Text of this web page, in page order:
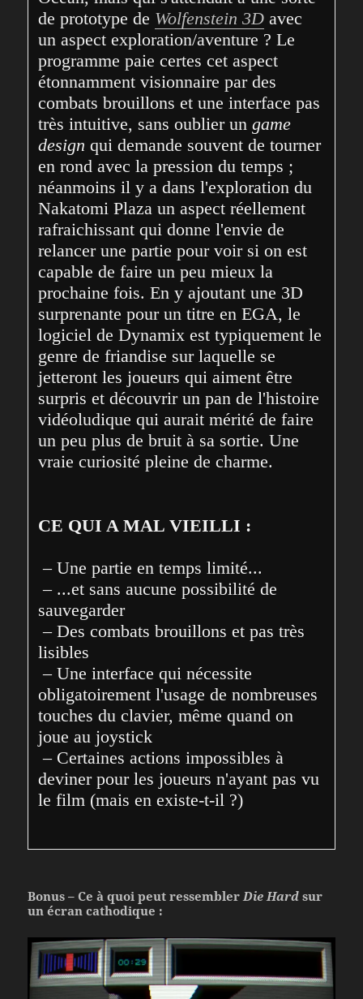
de prototype de Wolfenstein 3D avec
un aspect exploration/aventure ? Le
programme paie certes cet aspect
étonnamment visionnaire par des
combats brouillons et une interface pas
très intuitive, sans oublier un game
design qui demande souvent de tourner
en rond avec la pression du temps ;
néanmoins il y a dans l'exploration du
Nakatomi Plaza un aspect réellement
rafraichissant qui donne l'envie de
relancer une partie pour voir si on est
capable de faire un peu mieux la
prochaine fois. En y ajoutant une 3D
surprenante pour un titre en EGA, le
logiciel de Dynamix est typiquement le
genre de friandise sur laquelle se
jetteront les joueurs qui aiment être
surpris et découvrir un pan de l'histoire
vidéoludique qui aurait mérité de faire
un peu plus de bruit à sa sortie. Une
vraie curiosité pleine de charme.
CE QUI A MAL VIEILLI :
– Une partie en temps limité...
– ...et sans aucune possibilité de
sauvegarder
– Des combats brouillons et pas très
lisibles
– Une interface qui nécessite
obligatoirement l'usage de nombreuses
touches du clavier, même quand on
joue au joystick
– Certaines actions impossibles à
deviner pour les joueurs n'ayant pas vu
le film (mais en existe-t-il ?)
Bonus – Ce à quoi peut ressemblerDie Hard sur
un écran cathodique :